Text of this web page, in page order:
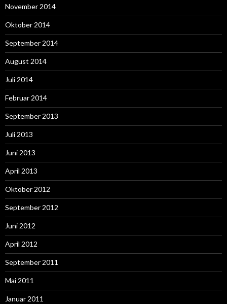
November 2014
Oktober 2014
September 2014
August 2014
Juli 2014
Februar 2014
September 2013
Juli 2013
Juni 2013
April 2013
Oktober 2012
September 2012
Juni 2012
April 2012
September 2011
Mai 2011
Januar 2011